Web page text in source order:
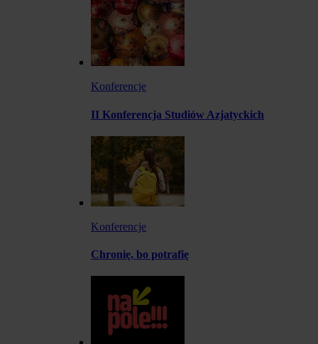
Konferencje
II Konferencja Studiów Azjatyckich
Konferencje
Chronię, bo potrafię